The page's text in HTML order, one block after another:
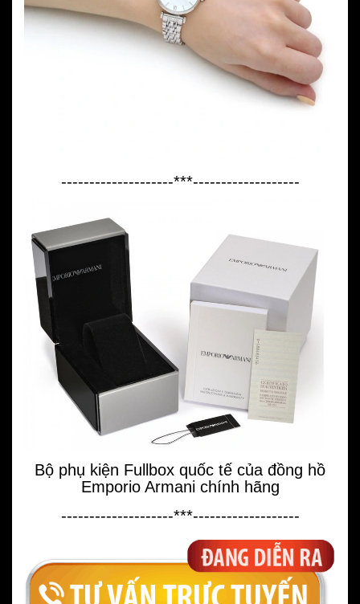
--------------------***-------------------
Bộ phụ kiện Fullbox quốc tế của đồng hồ
Emporio Armani chính hãng
--------------------***-------------------